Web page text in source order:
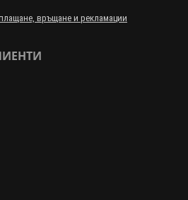
връщане и рекламации